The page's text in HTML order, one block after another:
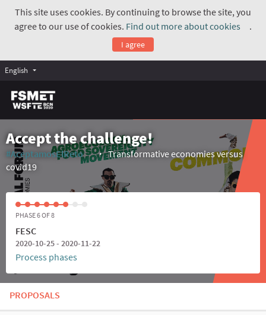
This site uses cookies. By continuing to browse the site, you
agree to our use of cookies. Find out more about cookies
.
I agree
English
Accept the challenge!
#AceptamosElReto
(External link)
Transformative economies versus
covid19
PHASE 6 OF 8
FESC
2020-10-25 - 2020-11-22
Process phases
PROPOSALS